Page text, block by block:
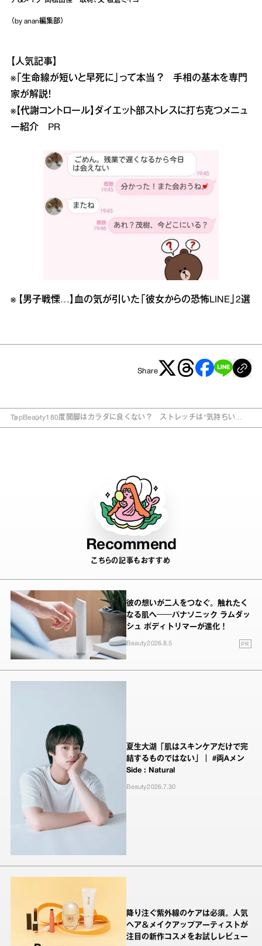
（by anan編集部）
【人気記事】
※「生命線が短いと早死に」って本当 ？ 手相の基本を専門
家が解説！
※【代謝コントロール】ダイエット部ストレスに打ち克つメニュ
ー紹介 PR
※ 【男子戦慄…】血の気が引いた「彼女からの恐怖LINE」2選
Share
TopBeauty180度開脚はカラダに良くない？ ストレッチは“気持ちい
Recommend
こちらの記事もおすすめ
彼の想いが二人をつなぐ。触れたく
なる肌へ──パナソニック ラムダッ
シュ ボディトリマーが進化！
Beauty2026.8.5 PR
夏生大湖「肌はスキンケアだけで完
結するものではない」｜ #両Aメン
Side : Natural
Beauty2026.7.30
降り注ぐ紫外線のケアは必須。人気
ヘア＆メイクアップアーティストが
注目の新作コスメをお試しレビュー